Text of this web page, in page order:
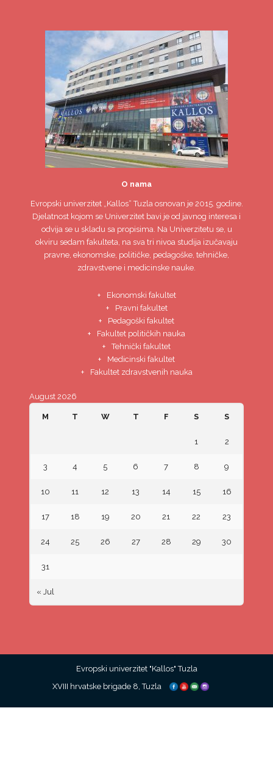
O nama
Evropski univerzitet„Kallos“ Tuzla osnovan je 2015. godine.
Djelatnost kojom se Univerzitet bavi je od javnog interesa i
odvija se u skladu sa propisima. Na Univerzitetu se, u
okviru sedam fakulteta, na sva tri nivoa studija izučavaju
pravne, ekonomske, političke, pedagoške, tehničke,
zdravstvene i medicinske nauke.
Ekonomski fakultet
Pravni fakultet
Pedagoški fakultet
Fakultet političkih nauka
Tehnički fakultet
Medicinski fakultet
Fakultet zdravstvenih nauka
August 2026
M T W T F S S
« Jul
1 2
3 4 5 6 7 8 9
10 11 12 13 14 15 16
17 18 19 20 21 22 23
24 25 26 27 28 29 30
31
Evropski univerzitet "Kallos" Tuzla
XVIII hrvatske brigade 8, Tuzla